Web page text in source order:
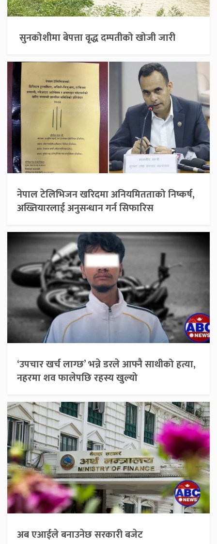
सुनकोशीमा बेपत्ता वृद्ध दम्पतीको खोजी जारी
नेपाल टेलिभिजन खरिदमा अनियमितताको निष्कर्ष,
अख्तियारलाई अनुसन्धान गर्न सिफारिस
‘उपचार खर्च लाग्छ’ भन्ने डरले आफ्नै साथीको हत्या,
नहरमा शव फालेपछि रहस्य खुल्यो
अब एआईले बनाउनेछ सरकारी बजेट